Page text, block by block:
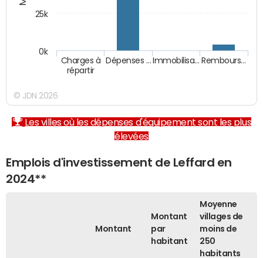
Charges à
répartir
Dépenses … Immobilisa… Rembours…
0k
25k
© JDN 2026
Les villes où les dépenses d'équipement sont les plus
élevées
Emplois d'investissement de Leffard en
2024**
Montant
Montant
par
habitant
Moyenne
villages de
moins de
250
habitants